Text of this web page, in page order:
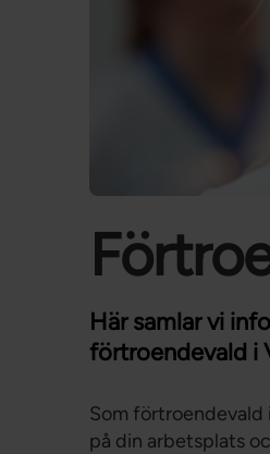
Här samlar vi
förtroendevald i
Som
på din arbetsplats